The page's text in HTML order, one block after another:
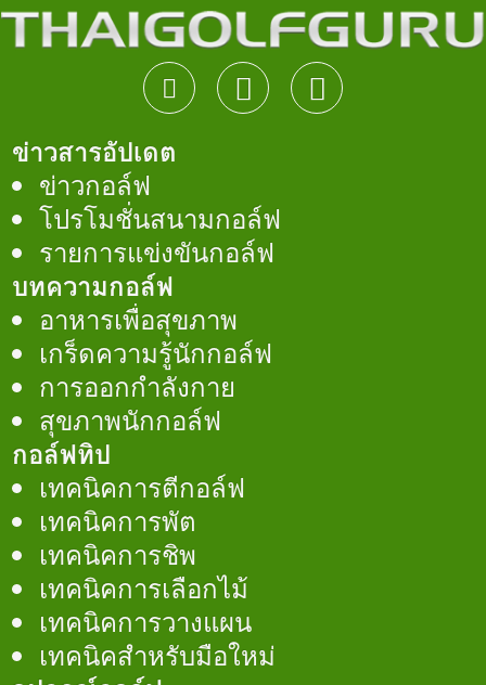
ข่าวสารอัปเดต
ข่าวกอล์ฟ
โปรโมชั่นสนามกอล์ฟ
รายการแข่งขันกอล์ฟ
บทความกอล์ฟ
อาหารเพื่อสุขภาพ
เกร็ดความรู้นักกอล์ฟ
การออกกำลังกาย
สุขภาพนักกอล์ฟ
กอล์ฟทิป
เทคนิคการตีกอล์ฟ
เทคนิคการพัต
เทคนิคการชิพ
เทคนิคการเลือกไม้
เทคนิคการวางแผน
เทคนิคสำหรับมือใหม่